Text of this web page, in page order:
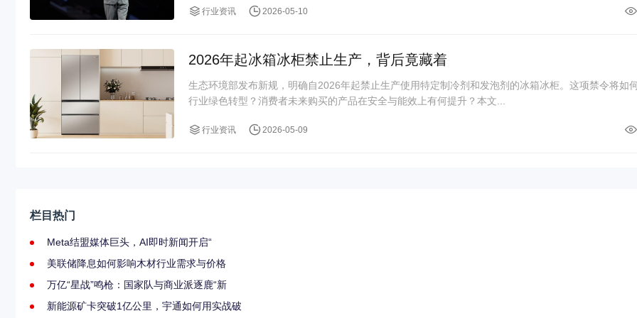
行业资讯 2026-05-10
2026年起冰箱冰柜禁止生产，背后竟藏着
生态环境部发布新规，明确自2026年起禁止生产使用特定制冷剂和发泡剂的冰箱冰柜。这项禁令将如
行业绿色转型？消费者未来购买的产品在安全与能效上有何提升？本文...
行业资讯 2026-05-09
栏目热门
Meta结盟媒体巨头，AI即时新闻开启“
美联储降息如何影响木材行业需求与价格
万亿“星战”鸣枪：国家队与商业派逐鹿“新
新能源矿卡突破1亿公里，宇通如何用实战破